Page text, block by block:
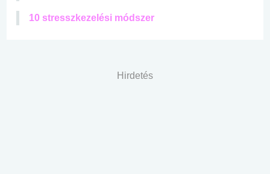
10 stresszkezelési módszer
Hirdetés